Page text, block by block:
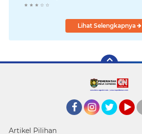
Lihat Selengkapnya
Artikel Pilihan